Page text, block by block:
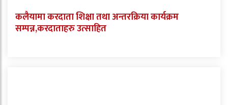
कलैयामा करदाता शिक्षा तथा अन्तरक्रिया कार्यक्रम
सम्पन्न,करदाताहरु उत्साहित